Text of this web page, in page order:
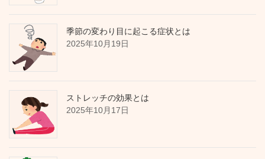
季節の変わり目に起こる症状とは
2025年10月19日
ストレッチの効果とは
2025年10月17日